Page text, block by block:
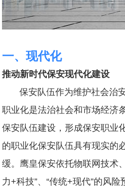
一、现代化
推动新时代保安现代化建设
保安队伍作为维护社会治安
职业化是法治社会和市场经济
保安队伍建设，形成保安职业
的职业化保安队伍具有现实的
缓。鹰皇保安依托物联网技术
力+科技”、“传统+现代”的风